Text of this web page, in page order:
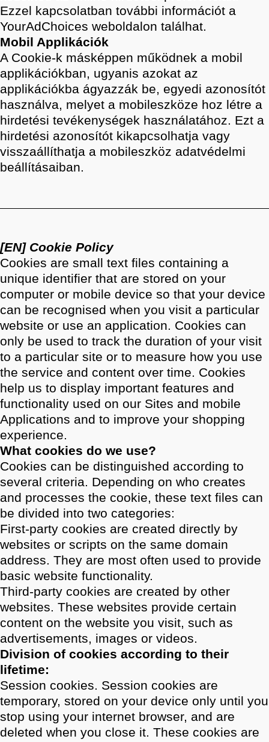
Ezzel kapcsolatban további információt a
YourAdChoices weboldalon találhat.
Mobil Applikációk
A Cookie-k másképpen működnek a mobil
applikációkban, ugyanis azokat az
applikációkba ágyazzák be, egyedi azonosítót
használva, melyet a mobileszköze hoz létre a
hirdetési tevékenységek használatához. Ezt a
hirdetési azonosítót kikapcsolhatja vagy
visszaállíthatja a mobileszköz adatvédelmi
beállításaiban.
[EN] Cookie Policy
Cookies are small text files containing a
unique identifier that are stored on your
computer or mobile device so that your device
can be recognised when you visit a particular
website or use an application. Cookies can
only be used to track the duration of your visit
to a particular site or to measure how you use
the service and content over time. Cookies
help us to display important features and
functionality used on our Sites and mobile
Applications and to improve your shopping
experience.
What cookies do we use?
Cookies can be distinguished according to
several criteria. Depending on who creates
and processes the cookie, these text files can
be divided into two categories:
First-party cookies are created directly by
websites or scripts on the same domain
address. They are most often used to provide
basic website functionality.
Third-party cookies are created by other
websites. These websites provide certain
content on the website you visit, such as
advertisements, images or videos.
Division of cookies according to their
lifetime:
Session cookies. Session cookies are
temporary, stored on your device only until you
stop using your internet browser, and are
deleted when you close it. These cookies are